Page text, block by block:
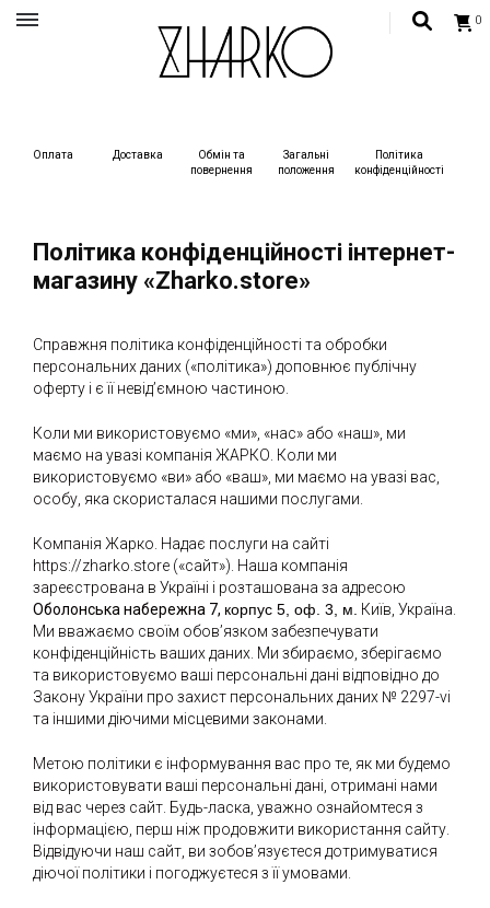
0
Український бренд одягу, жіночий український одяг, сучасний жиночий одяг,
Оплата Доставка
Обмін та
повернення
Загальні
положення
Політика
конфіденційності
Політика конфіденційності інтернет-
магазину «Zharko.store»
Справжня політика конфіденційності та обробки
персональних даних («політика») доповнює публічну
оферту і є її невід’ємною частиною.
Коли ми використовуємо «ми», «нас» або «наш», ми
маємо на увазі компанія ЖАРКО. Коли ми
використовуємо «ви» або «ваш», ми маємо на увазі вас,
особу, яка скористалася нашими послугами.
Компанія Жарко. Надає послуги на сайті
https://zharko.store («сайт»). Наша компанія
зареєстрована в Україні і розташована за адресою
Оболонська набережна 7, корпус 5, оф. 3, м. Київ, Україна.
Ми вважаємо своїм обов’язком забезпечувати
конфіденційність ваших даних. Ми збираємо, зберігаємо
та використовуємо ваші персональні дані відповідно до
Закону України про захист персональних даних № 2297-vi
та іншими діючими місцевими законами.
Метою політики є інформування вас про те, як ми будемо
використовувати ваші персональні дані, отримані нами
від вас через сайт. Будь-ласка, уважно ознайомтеся з
інформацією, перш ніж продовжити використання сайту.
Відвідуючи наш сайт, ви зобов’язуєтеся дотримуватися
діючої політики і погоджуєтеся з її умовами.